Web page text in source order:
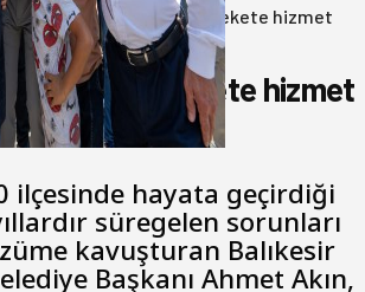
/Akın: Benim derdim memlekete hizmet
derdim memlekete hizmet
ilçesinde hayata geçirdiği
süregelen sorunları
kavuşturan Balıkesir
Başkanı Ahmet Akın,